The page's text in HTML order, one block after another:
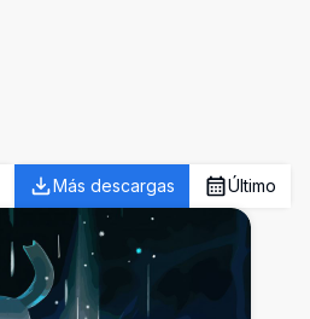
Más descargas Último